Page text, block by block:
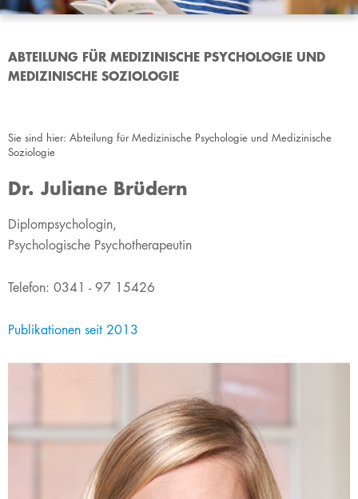
ABTEILUNG FÜR MEDIZINISCHE PSYCHOLOGIE UND
MEDIZINISCHE SOZIOLOGIE
Sie sind hier: Abteilung für Medizinische Psychologie und Medizinische
Soziologie
Dr. Juliane Brüdern
​​​​​​​​Diplompsychologin,
Psychologische Psychotherapeutin
Telefon: 0341 - 97 15426
Publikationen seit 2013​